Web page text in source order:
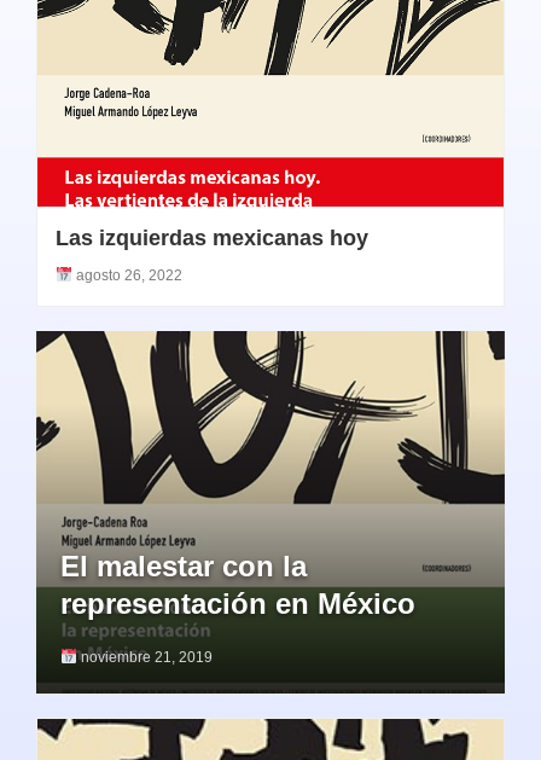
Las izquierdas mexicanas hoy
agosto 26, 2022
El malestar con la
representación en México
noviembre 21, 2019